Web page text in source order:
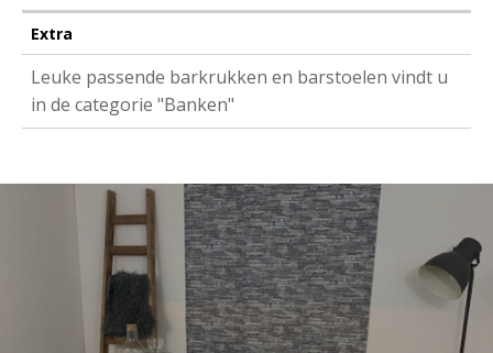
Extra
Leuke passende barkrukken en barstoelen vindt u
in de categorie "Banken"